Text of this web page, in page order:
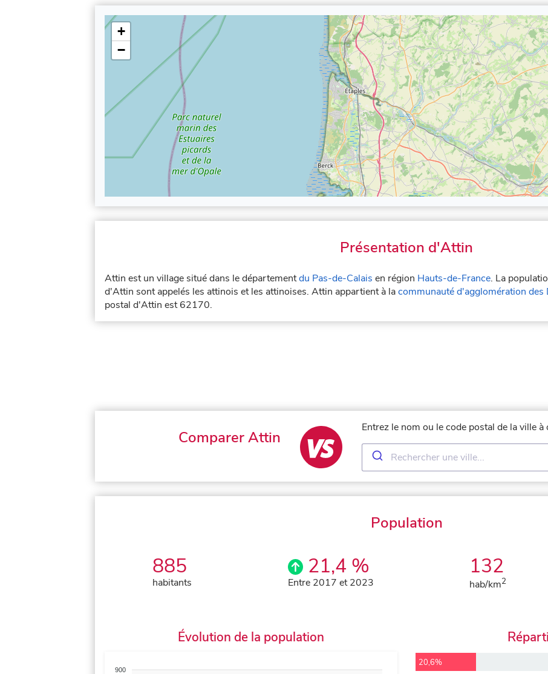
+
−
Présentation d'Attin
Attin est un village situé dans le départementdu Pas-de-Calais en région Hauts-de-France. La
d'Attin sont appelés les attinois et les attinoises. Attin appartient à lacommunauté d'agglomération des
postal d'Attin est 62170.
Comparer Attin
Entrez le nom ou le code postal de la ville
Population
885
habitants
21,4 %
Entre 2017 et 2023
132
hab/km2
Évolution de la population
900
20,6%